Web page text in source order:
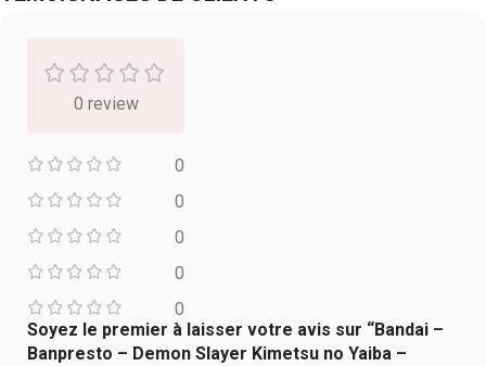
0 review
0
0
0
0
0
Soyez le premier à laisser votre avis sur “Bandai –
Banpresto – Demon Slayer Kimetsu no Yaiba –